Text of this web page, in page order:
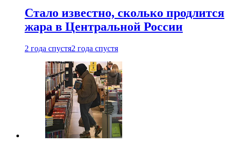
Стало известно, сколько продлится
жара в Центральной России
2 года спустя2 года спустя